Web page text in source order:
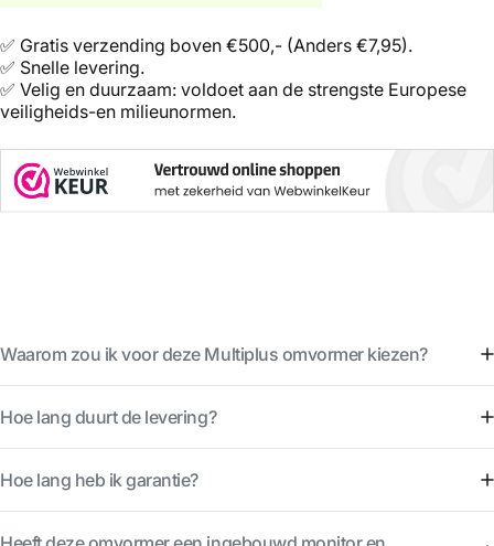
✅ Gratis verzending boven €500,- (Anders €7,95).
✅ Snelle levering.
✅ Velig en duurzaam: voldoet aan de strengste Europese
veiligheids-en milieunormen.
Waarom zou ik voor deze Multiplus omvormer kiezen?
Hoe lang duurt de levering?
Hoe lang heb ik garantie?